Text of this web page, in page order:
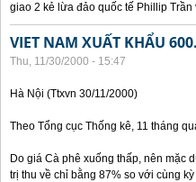
giao 2 kẻ lừa đảo quốc tế Phillip
VIET NAM XUẤT KHẨU
Thu, 11/30/2000 - 15:47
Hà Nội (Ttxvn 30/11/2000)
Theo Tổng cục Thống kê, 11 tháng
Do giá Cà phê xuống thấp, nên mặc
trị thu về chỉ bằng 87% so với cùng